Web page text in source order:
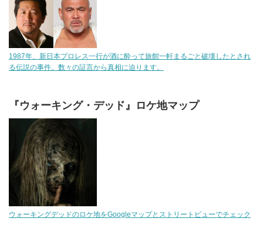
1987年、新日本プロレス一行が酒に酔って旅館一軒まるごと破壊したとされ
る伝説の事件。数々の証言から真相に迫ります。
『ウォーキング・デッド』ロケ地マップ
ウォーキングデッドのロケ地をGoogleマップとストリートビューでチェック